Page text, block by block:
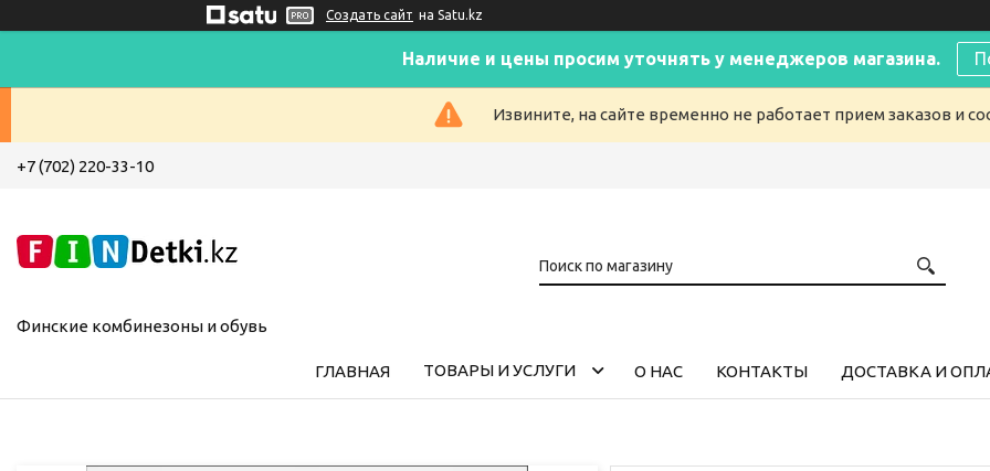
Создать сайт на Satu.kz
Наличие и цены просим уточнять у менеджеров магазина.
Извините, на сайте временно не работает прием заказов и
+7 (702) 220-33-10
Финские комбинезоны и обувь
ГЛАВНАЯ ТОВАРЫ И УСЛУГИ О НАС КОНТАКТЫ ДОСТАВКА И